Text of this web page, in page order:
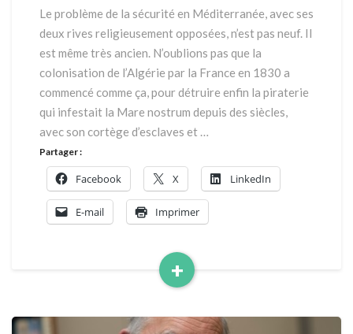
Le problème de la sécurité en Méditerranée, avec ses
deux rives religieusement opposées, n’est pas neuf. Il
est même très ancien. N’oublions pas que la
colonisation de l’Algérie par la France en 1830 a
commencé comme ça, pour détruire enfin la piraterie
qui infestait la Mare nostrum depuis des siècles,
avec son cortège d’esclaves et …
+
Read
Partager :
Facebook X LinkedIn
E-mail Imprimer